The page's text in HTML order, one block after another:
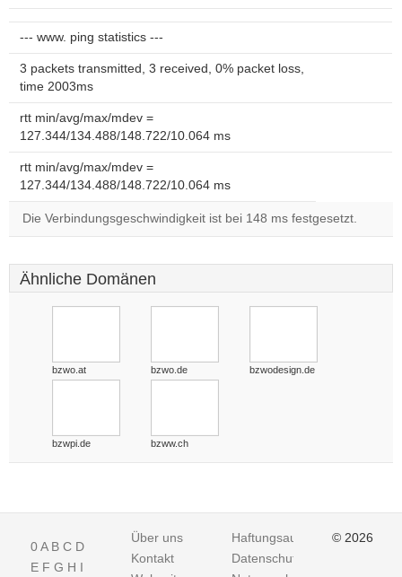
--- www. ping statistics ---
3 packets transmitted, 3 received, 0% packet loss,
time 2003ms
rtt min/avg/max/mdev =
127.344/134.488/148.722/10.064 ms
rtt min/avg/max/mdev =
127.344/134.488/148.722/10.064 ms
Die Verbindungsgeschwindigkeit ist bei 148 ms festgesetzt.
Ähnliche Domänen
bzwo.at bzwo.de bzwodesign.de
bzwpi.de bzww.ch
0A B C D
E F G H I
Über uns
Kontakt
Haftungsausschluss
Datenschutz
© 2026